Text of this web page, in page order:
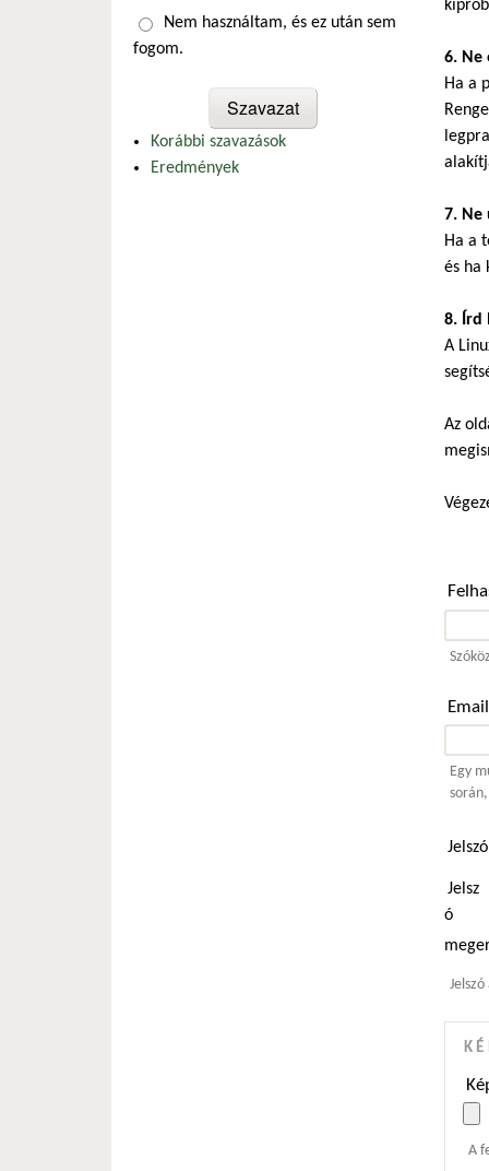
6. Ne
Ha a
7. Ne
Ha a
és ha
8. Írd
A
Az
Egy
Jelszó
Jelsz
ó
A
Nem használtam, és ez után sem
fogom.
Korábbi szavazások
Eredmények